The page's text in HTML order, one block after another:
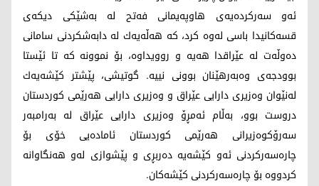
ئه‌و سه‌ركرده‌یه‌ی هاوپه‌یمانی فه‌تح له‌ به‌شێكی دیكه‌ی
قسه‌كانیدا باسی له‌وه‌ كرد، كه‌ هه‌ڵه‌یه‌ك له‌ دابه‌شكردنی سامانی
ده‌وڵه‌ت له‌ عێراقدا هه‌یه‌ و روویداوه‌، بۆ نموونه‌ كه‌ تا ئێستا
بوودجه‌ی وه‌به‌رهێنان بوونی نییه‌. گوتیشی، پێشتر كێشه‌یه‌ك
له‌نێوان وه‌زیری دارایی عێراق و وه‌زیری دارایی هه‌رێمی كوردستان
دروست بوو، به‌ڵام ئه‌مڕۆ وه‌زیری دارایی عێراق له‌ به‌رامبه‌ر
سه‌رۆكوه‌زیرانی هه‌رێمی كوردستان ئاماده‌یی خۆی بۆ
چاره‌سه‌ركردنی ئه‌و كێشه‌یه‌ ده‌ربڕی و پێشوازی له‌و هه‌نگاوانه‌
كردووه‌ بۆ چاره‌سه‌ركردنی كێشه‌كان.